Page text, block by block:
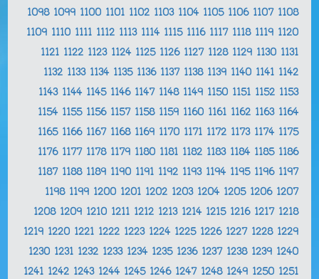
1098 1099 1100 1101 1102 1103 1104 1105 1106 1107 1108
1109 1110 1111 1112 1113 1114 1115 1116 1117 1118 1119 1120
1121 1122 1123 1124 1125 1126 1127 1128 1129 1130 1131
1132 1133 1134 1135 1136 1137 1138 1139 1140 1141 1142
1143 1144 1145 1146 1147 1148 1149 1150 1151 1152 1153
1154 1155 1156 1157 1158 1159 1160 1161 1162 1163 1164
1165 1166 1167 1168 1169 1170 1171 1172 1173 1174 1175
1176 1177 1178 1179 1180 1181 1182 1183 1184 1185 1186
1187 1188 1189 1190 1191 1192 1193 1194 1195 1196 1197
1198 1199 1200 1201 1202 1203 1204 1205 1206 1207
1208 1209 1210 1211 1212 1213 1214 1215 1216 1217 1218
1219 1220 1221 1222 1223 1224 1225 1226 1227 1228 1229
1230 1231 1232 1233 1234 1235 1236 1237 1238 1239 1240
1241 1242 1243 1244 1245 1246 1247 1248 1249 1250 1251